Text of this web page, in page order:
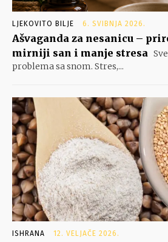
LJEKOVITO BILJE 6. SVIBNJA 2026.
Ašvaganda za nesanicu –
mirniji san i manje stresa
problema sa snom. Stres,...
ISHRANA 12. VELJAČE 2026.